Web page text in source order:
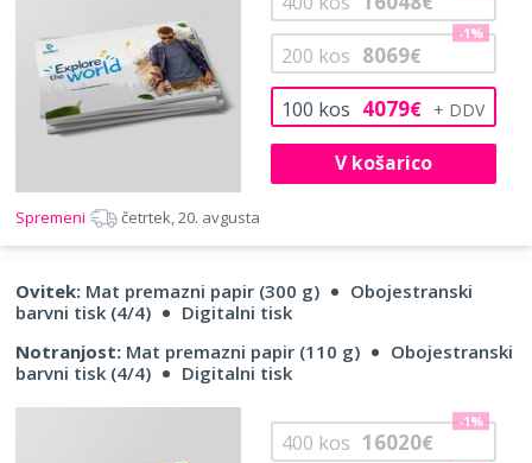
100 kos 4079€
200 kos 8069€
-1%
V košarico
Spremeni četrtek, 20. avgusta
Ovitek: Mat premazni papir (300 g)
Obojestranski
barvni tisk (4/4)
Digitalni tisk
Notranjost: Mat premazni papir (110 g)
Obojestranski
barvni tisk (4/4)
Digitalni tisk
400 kos 16020€
-1%